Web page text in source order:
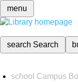
menu
search Search
school Campus